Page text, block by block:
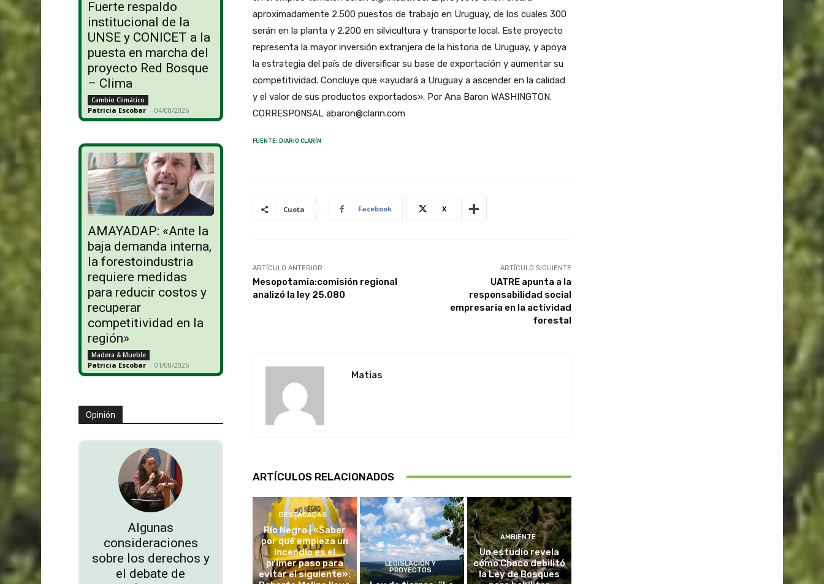
Fuerte respaldo
institucional de la
UNSE y CONICET a la
puesta en marcha del
proyecto Red Bosque
– Clima
Cambio Climático
Patricia Escobar - 04/08/2026
AMAYADAP: «Ante la
baja demanda interna,
la forestoindustria
requiere medidas
para reducir costos y
recuperar
competitividad en la
región»
Madera & Mueble
Patricia Escobar - 01/08/2026
Opinión
Algunas
consideraciones
sobre los derechos y
el debate de
aproximadamente 2.500 puestos de trabajo en Uruguay, de los cuales 300
serán en la planta y 2.200 en silvicultura y transporte local. Este proyecto
representa la mayor inversión extranjera de la historia de Uruguay, y apoya
la estrategia del país de diversificar su base de exportación y aumentar su
competitividad. Concluye que «ayudará a Uruguay a ascender en la calidad
y el valor de sus productos exportados». Por Ana Baron WASHINGTON.
CORRESPONSAL abaron@clarin.com
FUENTE: DIARIO CLARÍN
Cuota Facebook X
ARTÍCULO ANTERIOR
Mesopotamia:comisión regional
analizó la ley 25.080
ARTÍCULO SIGUIENTE
UATRE apunta a la
responsabilidad social
empresaria en la actividad
forestal
Matias
ARTÍCULOS RELACIONADOS
DESTACADAS
Río Negro | «Saber
por qué empieza un
incendio es el
primer paso para
evitar el siguiente»:
LEGISLACIÓN Y
PROYECTOS
AMBIENTE
Un estudio revela
cómo Chaco debilitó
la Ley de Bosques